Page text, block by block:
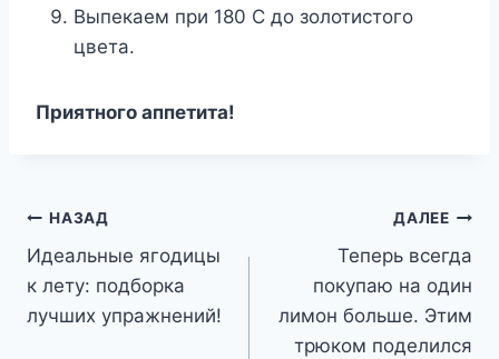
Выпекаем при 180 С до золотистого
цвета.
Приятного аппетита!
Навигация
по
записям
НАЗАД
Идеальные ягодицы
к лету: подборка
лучших упражнений!
ДАЛЕЕ
Теперь всегда
покупаю на один
лимон больше. Этим
трюком поделился